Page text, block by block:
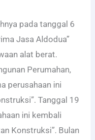
pada tanggal 6
Jasa Aldodua”
alat berat.
Perumahan,
perusahaan ini
Tanggal 19
ini kembali
Konstruksi”. Bulan